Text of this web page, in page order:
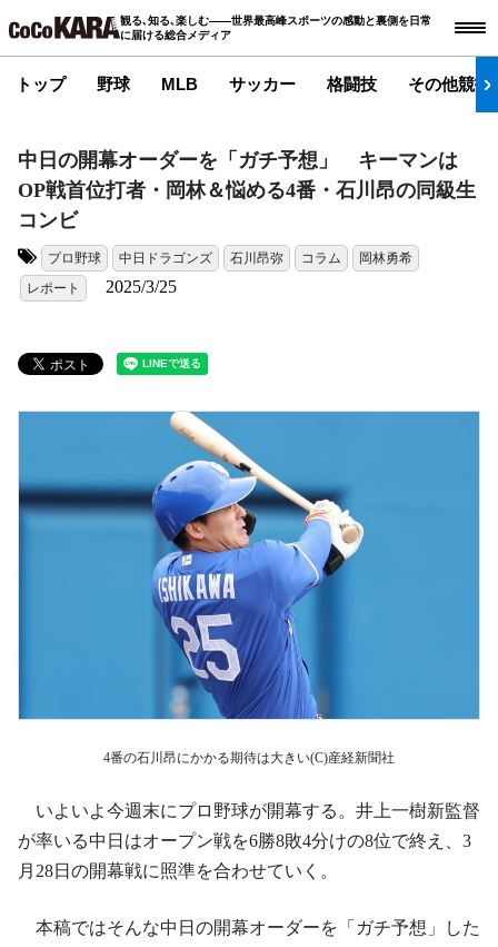
観る､知る､楽しむ――世界最高峰スポーツの感動と裏側を日常
に届ける総合メディア
トップ 野球 MLB サッカー 格闘技 その他競技
中日の開幕オーダーを「ガチ予想」 キーマンは
OP戦首位打者・岡林＆悩める4番・石川昂の同級生
コンビ
プロ野球 中日ドラゴンズ 石川昂弥 コラム
岡林勇希
レポート
2025/3/25
4番の石川昂にかかる期待は大きい(C)産経新聞社
いよいよ今週末にプロ野球が開幕する。井上一樹新監督
が率いる中日はオープン戦を6勝8敗4分けの8位で終え、3
月28日の開幕戦に照準を合わせていく。
本稿ではそんな中日の開幕オーダーを「ガチ予想」した